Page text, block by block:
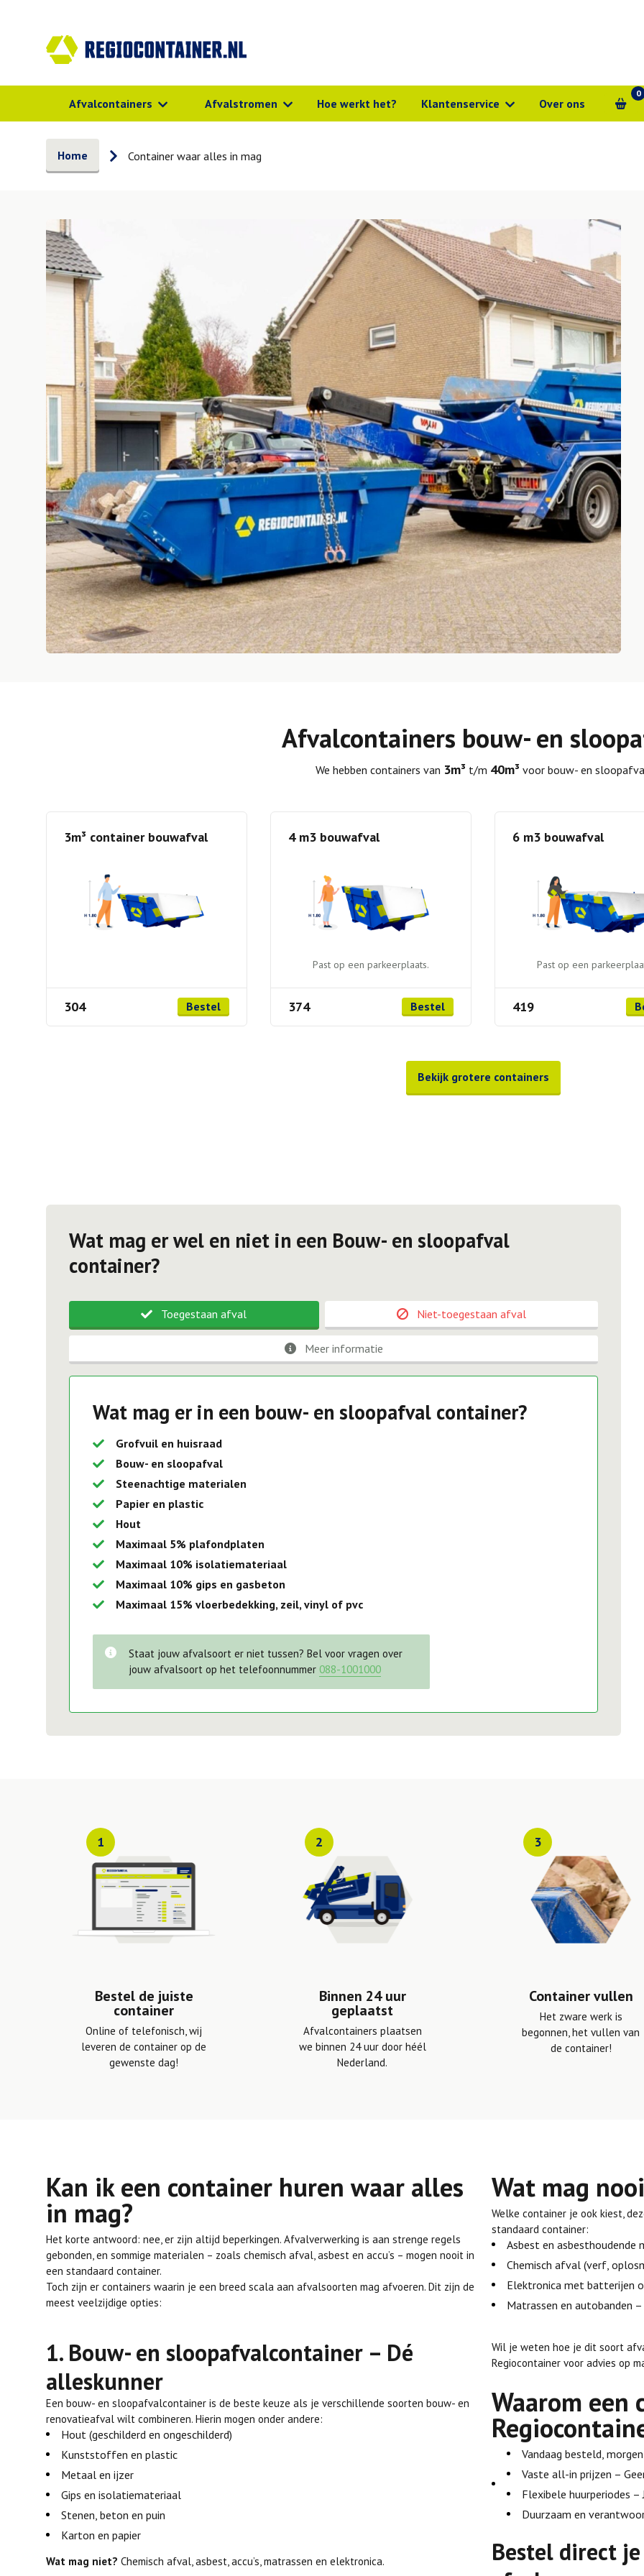
Afvalcontainers Afvalstromen Hoe werkt het? Klantenservice Over ons
0
Home Container waar alles in mag
Afvalcontainers bouw- en
We hebben containers van 3m³ t/m 40m³ voor bouw- en
3m³ container bouwafval
304 Bestel
4 m3 bouwafval
Past op een parkeerplaats.
374 Bestel
6 m3 bouwafval
Past op een
419
Bekijk grotere containers
Wat mag er wel en niet in een Bouw- en sloopafval
container?
Toegestaan afval Niet-toegestaan afval
Meer informatie
Wat mag er in een bouw- en sloopafval container?
Grofvuil en huisraad
Bouw- en sloopafval
Steenachtige materialen
Papier en plastic
Hout
Maximaal 5% plafondplaten
Maximaal 10% isolatiemateriaal
Maximaal 10% gips en gasbeton
Maximaal 15% vloerbedekking, zeil, vinyl of pvc
Staat jouw afvalsoort er niet tussen? Bel voor vragen over
jouw afvalsoort op het telefoonnummer 088-1001000
1
Bestel de juiste
container
Online of telefonisch, wij
leveren de container op de
gewenste dag!
2
Binnen 24 uur
geplaatst
Afvalcontainers plaatsen
we binnen 24 uur door héél
Nederland.
3
Container vullen
Het zware werk is
begonnen, het vullen van
de container!
Kan ik een container huren waar alles
in mag?
Het korte antwoord: nee, er zijn altijd beperkingen. Afvalverwerking is aan strenge regels
gebonden, en sommige materialen – zoals chemisch afval, asbest en accu’s – mogen nooit in
een standaard container.
Toch zijn er containers waarin je een breed scala aan afvalsoorten mag afvoeren. Dit zijn de
meest veelzijdige opties:
1. Bouw- en sloopafvalcontainer – Dé
alleskunner
Een bouw- en sloopafvalcontainer is de beste keuze als je verschillende soorten bouw- en
renovatieafval wilt combineren. Hierin mogen onder andere:
Hout (geschilderd en ongeschilderd)
Kunststoffen en plastic
Metaal en ijzer
Gips en isolatiemateriaal
Stenen, beton en puin
Karton en papier
Wat mag niet? Chemisch afval, asbest, accu’s, matrassen en elektronica.
Wat mag
Welke container je ook kiest,
standaard container:
Asbest en asbesthoudende
Chemisch afval (verf,
Elektronica met batterijen
Matrassen en autobanden
Wil je weten hoe je dit soort
Regiocontainer voor advies op
Waarom
Vandaag besteld,
Vaste all-in prijzen –
Flexibele huurperiodes
Duurzaam en
Bestel direct